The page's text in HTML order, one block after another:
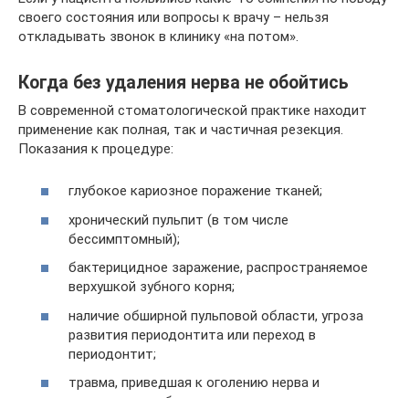
своего состояния или вопросы к врачу – нельзя
откладывать звонок в клинику «на потом».
Когда без удаления нерва не обойтись
В современной стоматологической практике находит
применение как полная, так и частичная резекция.
Показания к процедуре:
глубокое кариозное поражение тканей;
хронический пульпит (в том числе
бессимптомный);
бактерицидное заражение, распространяемое
верхушкой зубного корня;
наличие обширной пульповой области, угроза
развития периодонтита или переход в
периодонтит;
травма, приведшая к оголению нерва и